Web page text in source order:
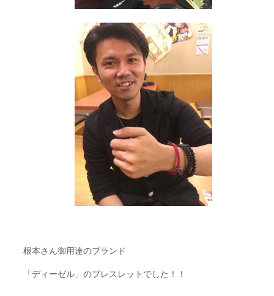
根本さん御用達のブランド
「ディーゼル」のブレスレットでした！！